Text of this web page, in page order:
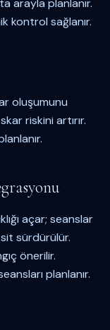
arayla planlanır.
kontrol sağlanır.
oluşumunu
riskini artırır.
açar; seanslar
sürdürülür.
önerilir.
planlanır.